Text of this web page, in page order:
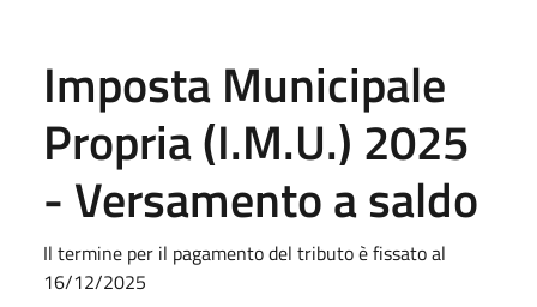
Imposta Municipale
Propria (I.M.U.) 2025
- Versamento a saldo
Il termine per il pagamento del tributo è fissato al
16/12/2025